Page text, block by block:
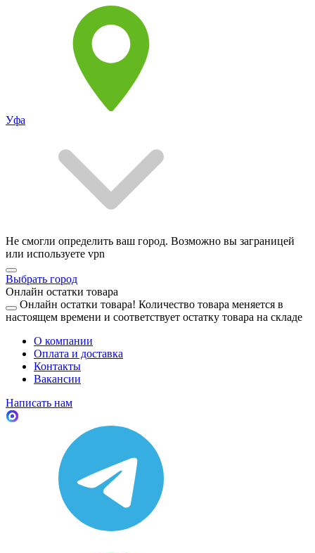
Уфа
Не смогли определить ваш город. Возможно вы заграницей
или используете vpn
Выбрать город
Онлайн остатки товара
Онлайн остатки товара! Количество товара меняется в
настоящем времени и соответствует остатку товара на складе
О компании
Оплата и доставка
Контакты
Вакансии
Написать нам